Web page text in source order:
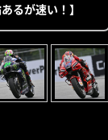
るが速い！】